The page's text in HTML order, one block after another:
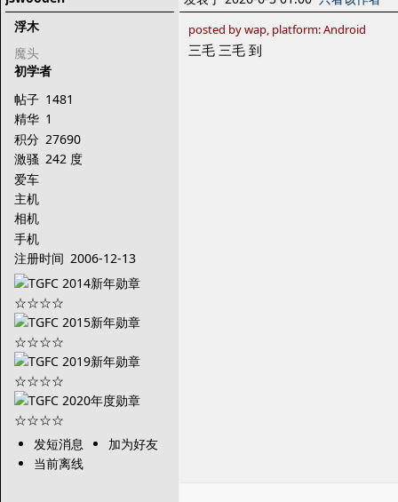
浮木
魔头
初学者
帖子 1481
精华 1
积分 27690
激骚 242 度
爱车
主机
相机
手机
注册时间 2006-12-13
发短消息
加为好友
当前离线
posted by wap, platform: Android
三毛 三毛 到